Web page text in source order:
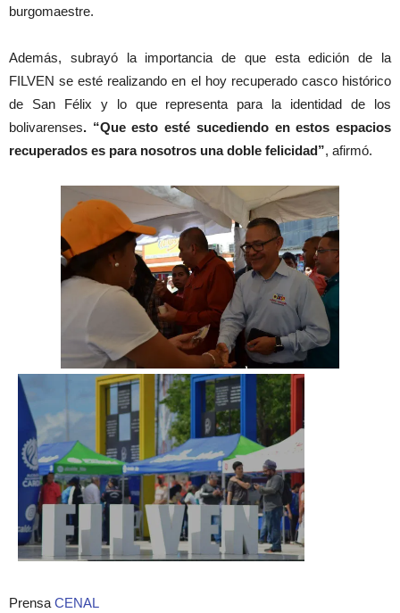
burgomaestre.
Además, subrayó la importancia de que esta edición de la
FILVEN se esté realizando en el hoy recuperado casco histórico
de San Félix y lo que representa para la identidad de los
bolivarenses. “Que esto esté sucediendo en estos espacios
recuperados es para nosotros una doble felicidad”, afirmó.
Prensa CENAL